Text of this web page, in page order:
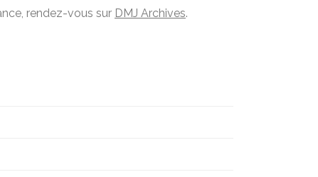
rendez-vous sur DMJ Archives.